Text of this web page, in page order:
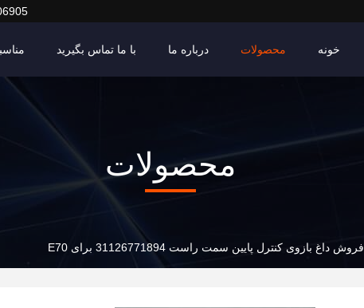
خونه محصولات درباره ما با ما تماس بگیرید
محصولات
فروش داغ بازوی کنترل پایین سمت راست 31126771894 برای E70